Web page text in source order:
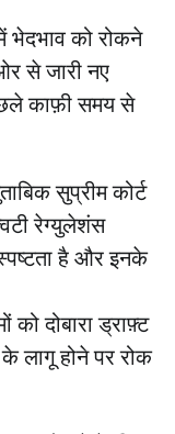
भेदभाव को रोकने
से जारी नए
काफ़ी समय से
सुप्रीम कोर्ट
रेग्युलेशंस
है और इनके
दोबारा ड्राफ़्ट
लागू होने पर रोक